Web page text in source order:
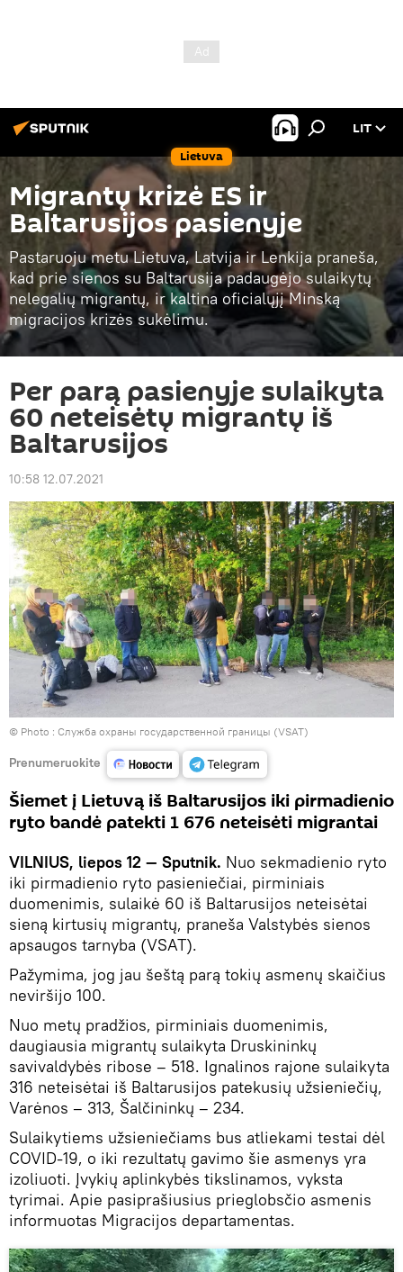
Lietuva
LIT
Migrantų krizė ES ir
Baltarusijos pasienyje
Pastaruoju metu Lietuva, Latvija ir Lenkija praneša,
kad prie sienos su Baltarusija padaugėjo sulaikytų
nelegalių migrantų, ir kaltina oficialųjį Minską
migracijos krizės sukėlimu.
Per parą pasienyje sulaikyta
60 neteisėtų migrantų iš
Baltarusijos
10:58 12.07.2021
© Photo : Служба охраны государственной границы (VSAT)
Prenumeruokite
Šiemet į Lietuvą iš Baltarusijos iki pirmadienio
ryto bandė patekti 1 676 neteisėti migrantai
VILNIUS, liepos 12 — Sputnik. Nuo sekmadienio ryto
iki pirmadienio ryto pasieniečiai, pirminiais
duomenimis, sulaikė 60 iš Baltarusijos neteisėtai
sieną kirtusių migrantų, praneša Valstybės sienos
apsaugos tarnyba (VSAT).
Pažymima, jog jau šeštą parą tokių asmenų skaičius
neviršijo 100.
Nuo metų pradžios, pirminiais duomenimis,
daugiausia migrantų sulaikyta Druskininkų
savivaldybės ribose – 518. Ignalinos rajone sulaikyta
316 neteisėtai iš Baltarusijos patekusių užsieniečių,
Varėnos – 313, Šalčininkų – 234.
Sulaikytiems užsieniečiams bus atliekami testai dėl
COVID-19, o iki rezultatų gavimo šie asmenys yra
izoliuoti. Įvykių aplinkybės tikslinamos, vyksta
tyrimai. Apie pasiprašiusius prieglobsčio asmenis
informuotas Migracijos departamentas.